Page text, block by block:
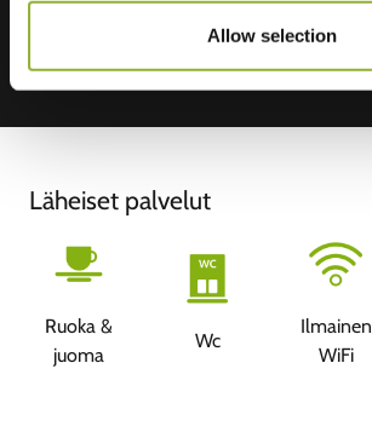
Allow selection
Läheiset palvelut
Ruoka &
juoma
Wc
Ilmainen
WiFi